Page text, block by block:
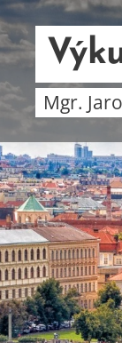
Mgr.